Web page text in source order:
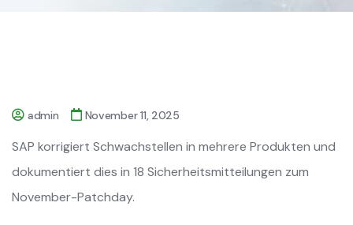
admin November 11, 2025
SAP korrigiert Schwachstellen in mehrere Produkten und
dokumentiert dies in 18 Sicherheitsmitteilungen zum
November-Patchday.